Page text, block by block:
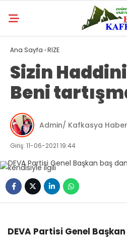
Ana Sayfa ›RİZE
Sizin
Beni
Admin/ Kafkasya Haber
Giriş: 11-06-2021 19:44
DEVA Partisi Genel